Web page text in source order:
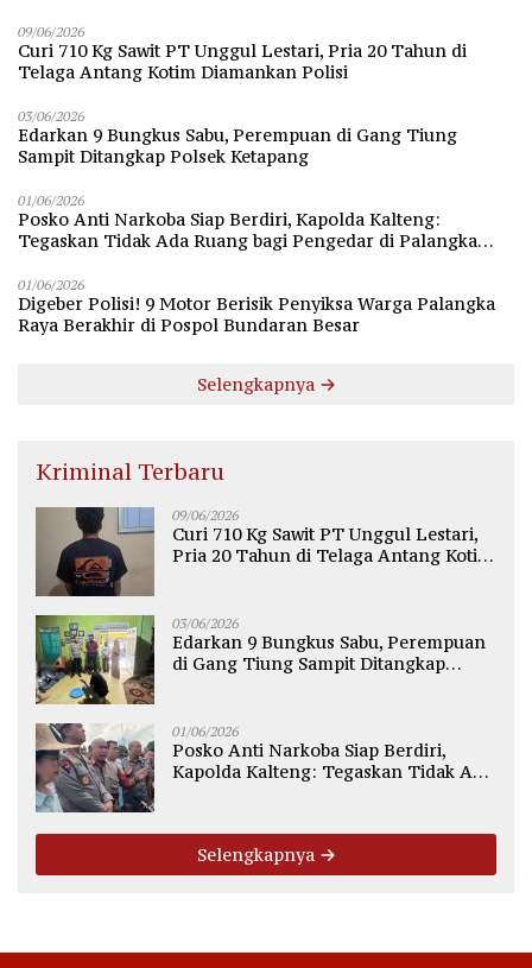
09/06/2026
Curi 710 Kg Sawit PT Unggul Lestari, Pria 20 Tahun di
Telaga Antang Kotim Diamankan Polisi
03/06/2026
Edarkan 9 Bungkus Sabu, Perempuan di Gang Tiung
Sampit Ditangkap Polsek Ketapang
01/06/2026
Posko Anti Narkoba Siap Berdiri, Kapolda Kalteng:
Tegaskan Tidak Ada Ruang bagi Pengedar di Palangka
01/06/2026
Digeber Polisi! 9 Motor Berisik Penyiksa Warga Palangka
Raya Berakhir di Pospol Bundaran Besar
Selengkapnya
Kriminal Terbaru
09/06/2026
Curi 710 Kg Sawit PT Unggul Lestari,
Pria 20 Tahun di Telaga Antang Kotim
03/06/2026
Edarkan 9 Bungkus Sabu, Perempuan
di Gang Tiung Sampit Ditangkap
01/06/2026
Posko Anti Narkoba Siap Berdiri,
Kapolda Kalteng: Tegaskan Tidak Ada
Selengkapnya